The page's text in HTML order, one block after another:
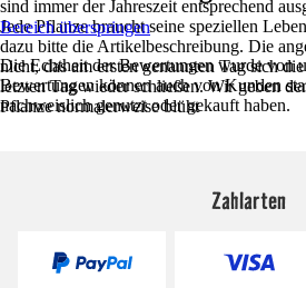
sind immer der Jahreszeit entsprechend
Jede Pflanze braucht seine speziellen
dazu bitte die Artikelbeschreibung. Die
nicht, das am ersten genannten Tag sich
letzten Tag wieder schließen. Wir geben
Pflanze normalerweise blüht
Bereich überspringen
Die Echtheit der Bewertungen wurde von
Bewertungen können auch von Kunden
nachweislich genutzt oder gekauft haben.
Zahlarten